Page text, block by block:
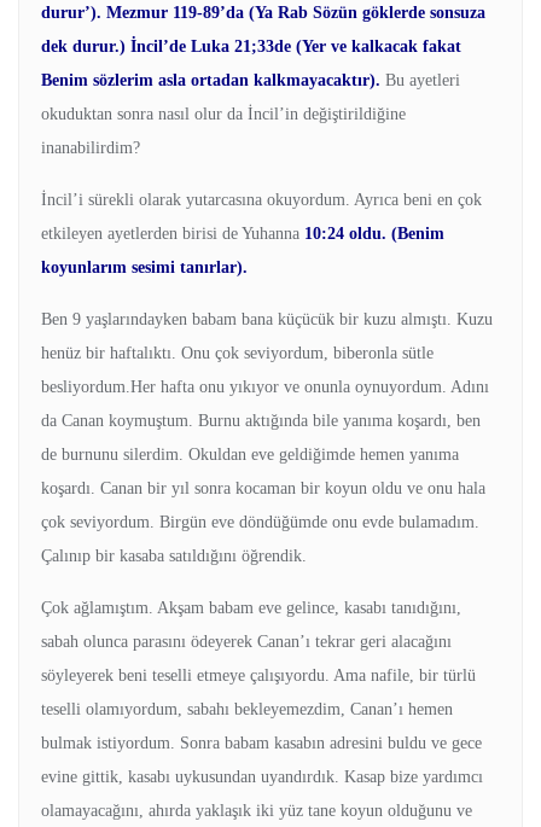
durur’). Mezmur 119-89’da (Ya Rab Sözün göklerde sonsuza
dek durur.) İncil’de Luka 21;33de (Yer ve kalkacak fakat
Benim sözlerim asla ortadan kalkmayacaktır). Bu ayetleri
okuduktan sonra nasıl olur da İncil’in değiştirildiğine
inanabilirdim?
İncil’i sürekli olarak yutarcasına okuyordum. Ayrıca beni en çok
etkileyen ayetlerden birisi de Yuhanna 10:24 oldu. (Benim
koyunlarım sesimi tanırlar).
Ben 9 yaşlarındayken babam bana küçücük bir kuzu almıştı. Kuzu
henüz bir haftalıktı. Onu çok seviyordum, biberonla sütle
besliyordum.Her hafta onu yıkıyor ve onunla oynuyordum. Adını
da Canan koymuştum. Burnu aktığında bile yanıma koşardı, ben
de burnunu silerdim. Okuldan eve geldiğimde hemen yanıma
koşardı. Canan bir yıl sonra kocaman bir koyun oldu ve onu hala
çok seviyordum. Birgün eve döndüğümde onu evde bulamadım.
Çalınıp bir kasaba satıldığını öğrendik.
Çok ağlamıştım. Akşam babam eve gelince, kasabı tanıdığını,
sabah olunca parasını ödeyerek Canan’ı tekrar geri alacağını
söyleyerek beni teselli etmeye çalışıyordu. Ama nafile, bir türlü
teselli olamıyordum, sabahı bekleyemezdim, Canan’ı hemen
bulmak istiyordum. Sonra babam kasabın adresini buldu ve gece
evine gittik, kasabı uykusundan uyandırdık. Kasap bize yardımcı
olamayacağını, ahırda yaklaşık iki yüz tane koyun olduğunu ve